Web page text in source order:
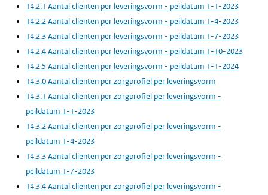
14.2.1 Aantal cliënten per leveringsvorm - peildatum 1-1-2023
14.2.2 Aantal cliënten per leveringsvorm - peildatum 1-4-2023
14.2.3 Aantal cliënten per leveringsvorm - peildatum 1-7-2023
14.2.4 Aantal cliënten per leveringsvorm - peildatum 1-10-2023
14.2.5 Aantal cliënten per leveringsvorm - peildatum 1-1-2024
14.3.0 Aantal cliënten per zorgprofiel per leveringsvorm
14.3.1 Aantal cliënten per zorgprofiel per leveringsvorm -
peildatum 1-1-2023
14.3.2 Aantal cliënten per zorgprofiel per leveringsvorm -
peildatum 1-4-2023
14.3.3 Aantal cliënten per zorgprofiel per leveringsvorm -
peildatum 1-7-2023
14.3.4 Aantal cliënten per zorgprofiel per leveringsvorm -